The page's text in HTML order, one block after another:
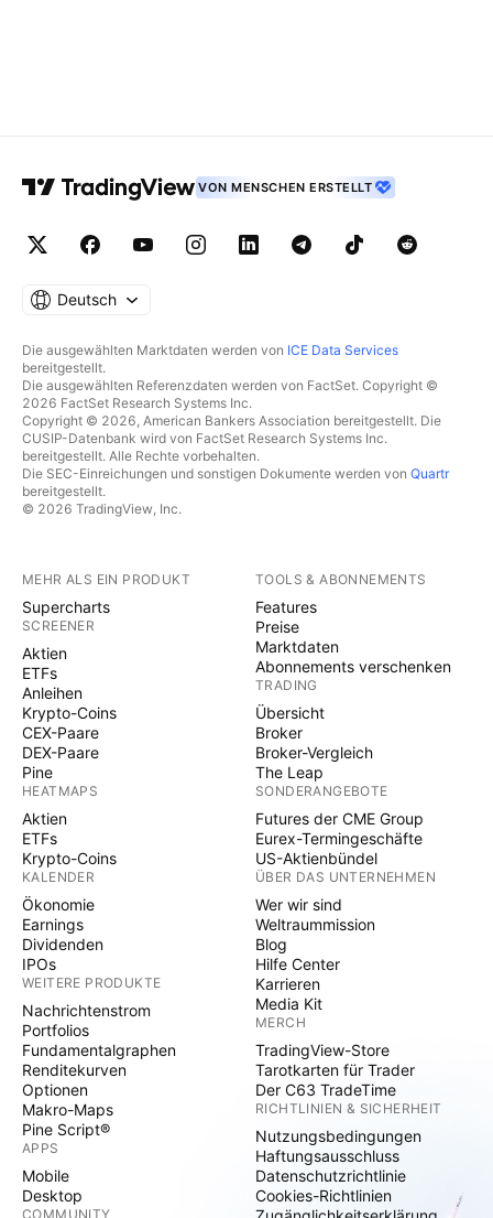
VON MENSCHEN ERSTELLT
Deutsch
Die ausgewählten Marktdaten werden von ICE Data Services
bereitgestellt.
Die ausgewählten Referenzdaten werden von FactSet. Copyright ©
2026 FactSet Research Systems Inc.
Copyright © 2026, American Bankers Association bereitgestellt. Die
CUSIP-Datenbank wird von FactSet Research Systems Inc.
bereitgestellt. Alle Rechte vorbehalten.
Die SEC-Einreichungen und sonstigen Dokumente werden von Quartr
bereitgestellt.
© 2026 TradingView, Inc.
MEHR ALS EIN PRODUKT
Supercharts
SCREENER
Aktien
ETFs
Anleihen
Krypto-Coins
CEX-Paare
DEX-Paare
Pine
HEATMAPS
Aktien
ETFs
Krypto-Coins
KALENDER
Ökonomie
Earnings
Dividenden
IPOs
WEITERE PRODUKTE
Nachrichtenstrom
Portfolios
Fundamentalgraphen
Renditekurven
Optionen
Makro-Maps
Pine Script®
APPS
Mobile
Desktop
COMMUNITY
TOOLS & ABONNEMENTS
Features
Preise
Marktdaten
Abonnements verschenken
TRADING
Übersicht
Broker
Broker-Vergleich
The Leap
SONDERANGEBOTE
Futures der CME Group
Eurex-Termingeschäfte
US-Aktienbündel
ÜBER DAS UNTERNEHMEN
Wer wir sind
Weltraummission
Blog
Hilfe Center
Karrieren
Media Kit
MERCH
TradingView-Store
Tarotkarten für Trader
Der C63 TradeTime
RICHTLINIEN & SICHERHEIT
Nutzungsbedingungen
Haftungsausschluss
Datenschutzrichtlinie
Cookies-Richtlinien